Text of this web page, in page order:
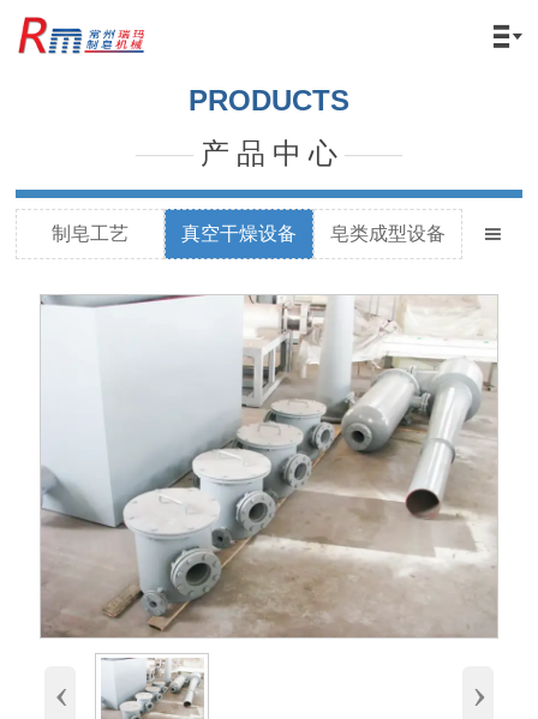

PRODUCTS
—— 产 品 中 心 ——
制皂工艺 真空干燥设备 皂类成型设备 
‹ ›